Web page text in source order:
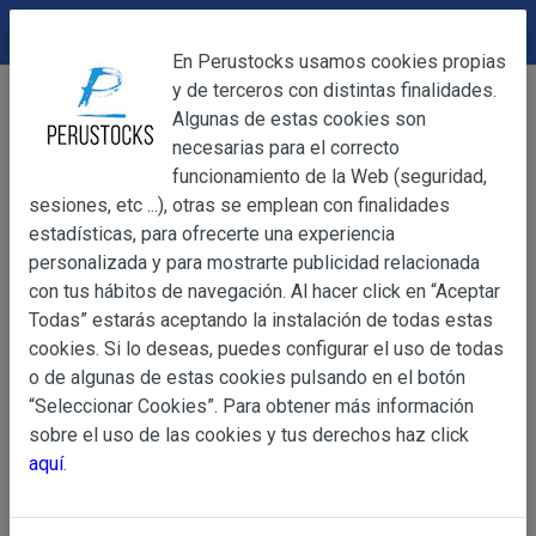
Alimentación
Caramelos
Bon Bon Bum Mango unidad
OBJETO
Información
Básica
sobre
de Datos
OBJETO
Las presentes Condiciones Generales regulan la
web www.perustocks.es, del que es titular ALBERT
YACARINE (en adelante, PERUSTOCKS).
La adquisición de cualesquiera de los productos
DEVOLUCIONES
En Perustocks usamos cookies propias
y de terceros con distintas finalidades.
Algunas de estas cookies son
necesarias para el correcto
funcionamiento de la Web (seguridad,
sesiones, etc ...), otras se emplean con finalidades
estadísticas, para ofrecerte una experiencia
personalizada y para mostrarte publicidad relacionada
con tus hábitos de navegación. Al hacer click en “Aceptar
Todas” estarás aceptando la instalación de todas estas
cookies. Si lo deseas, puedes configurar el uso de todas
o de algunas de estas cookies pulsando en el botón
“Seleccionar Cookies”. Para obtener más información
sobre el uso de las cookies y tus derechos haz click
aquí.